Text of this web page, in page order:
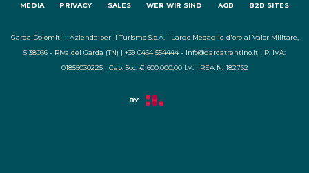
MEDIA PRIVACY SALES WER WIR SIND AGB B2B SITES
Garda Dolomiti – Azienda per il Turismo S.p.A. | Largo Medaglie d'oro al Valor Militare,
5 38066 - Riva del Garda (TN) | +39 0464 554444 - info@gardatrentino.it | P. IVA:
01855030225 | Cap. Soc. € 600.000,00 I.V. | REA N. 182762